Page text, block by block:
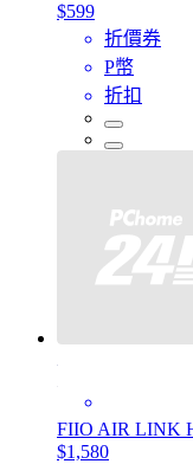
$599
折價券
P幣
折扣
FIIO AIR LINK
$1,580